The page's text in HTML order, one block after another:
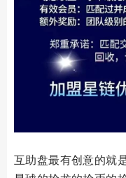
互助盘最有创意的就